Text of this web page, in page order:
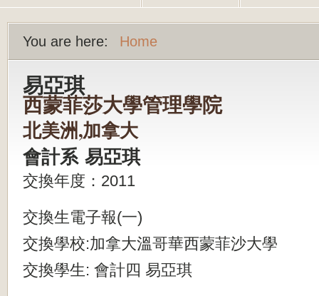
You are here: Home
易亞琪
西蒙菲莎大學管理學院
北美洲,加拿大
會計系 易亞琪
交換年度：2011
交換生電子報(一)
交換學校:加拿大溫哥華西蒙菲沙大學
交換學生: 會計四 易亞琪